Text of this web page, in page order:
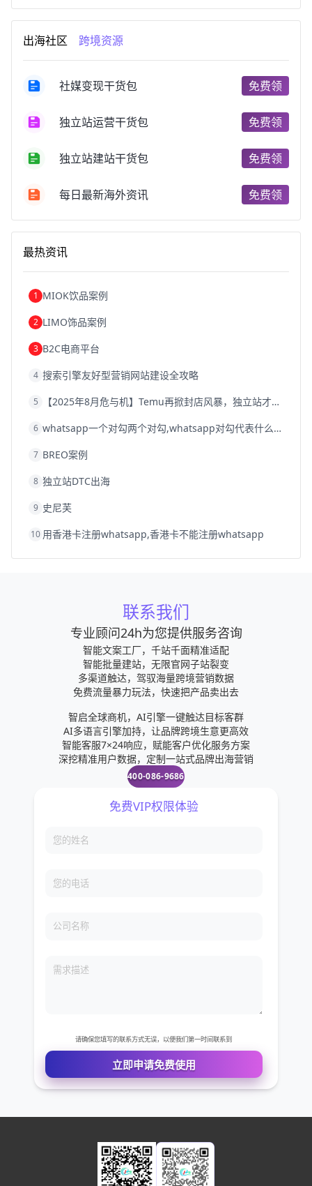
进口跨境电商跨境电商服务广州跨境电商
跨境电商市场跨境电商创业跨境电商注册
跨境电商开店跨境电商营销
跨境电商商品个人跨境电商跨境电商案例
郑州跨境电商跨境电商趋势
跨境电商费用美国跨境电商
天津跨境电商东南亚跨境电商
跨境电商b2b阿里巴巴跨境电商
跨境电商关税
跨境电商建站
浙江跨境电商宁波跨境电商跨境电商的模式
跨境电商优势跨境电商的优势
出海社区 跨境资源
社媒变现干货包 免费领
独立站运营干货包 免费领
独立站建站干货包 免费领
每日最新海外资讯 免费领
最热资讯
1 MIOK饮品案例
2 LIMO饰品案例
3 B2C电商平台
4 搜索引擎友好型营销网站建设全攻略
5 【2025年8月危与机】Temu再掀封店风暴，独立站才是跨境卖家的避险通道
6 whatsapp一个对勾两个对勾,whatsapp对勾代表什么意思
7 BREO案例
8 独立站DTC出海
9 史尼芙
10 用香港卡注册whatsapp,香港卡不能注册whatsapp
联系我们
专业顾问24h为您提供服务咨询
智能文案工厂，千站千面精准适配
智能批量建站，无限官网子站裂变
多渠道触达，驾驭海量跨境营销数据
免费流量暴力玩法，快速把产品卖出去
智启全球商机，AI引擎一键触达目标客群
AI多语言引擎加持，让品牌跨境生意更高效
智能客服7×24响应，赋能客户优化服务方案
深挖精准用户数据，定制一站式品牌出海营销
400-086-9686
您的电话
公司名称